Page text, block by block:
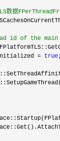
数据
id of the main
=
true